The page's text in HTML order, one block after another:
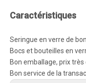
Caractéristiques
Seringue en verre de
Bocs et bouteilles en
Bon emballage, prix
Bon service de la